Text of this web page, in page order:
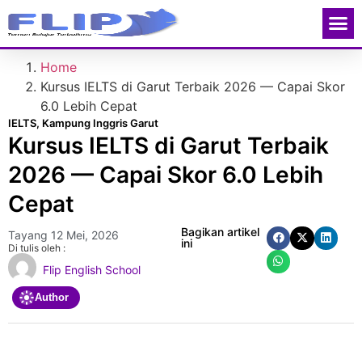
Home
Kursus IELTS di Garut Terbaik 2026 — Capai Skor
6.0 Lebih Cepat
IELTS, Kampung Inggris Garut
Kursus IELTS di Garut Terbaik
2026 — Capai Skor 6.0 Lebih
Cepat
Tayang 12 Mei, 2026
Di tulis oleh :
Flip English School
Author
Bagikan artikel
ini